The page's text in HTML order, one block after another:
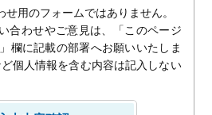
用のフォームではありません。
わせやご意見は、「このページ
欄に記載の部署へお願いいたしま
個人情報を含む内容は記入しない